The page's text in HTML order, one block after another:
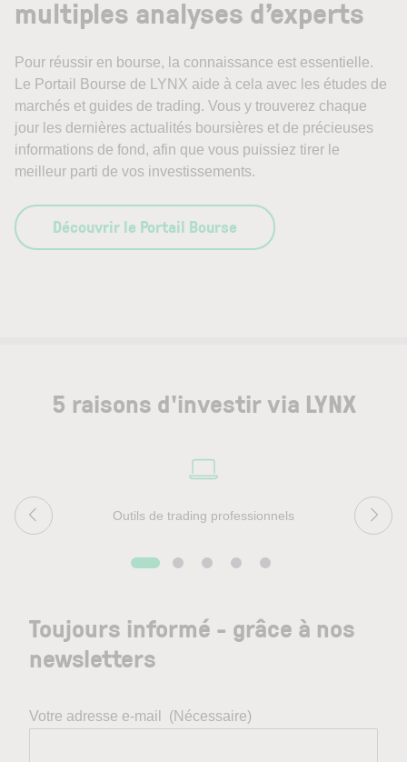
multiples analyses d’experts
Pour réussir en bourse, la connaissance est essentielle.
Le Portail Bourse de LYNX aide à cela avec les études de
marchés et guides de trading. Vous y trouverez chaque
jour les dernières actualités boursières et de précieuses
informations de fond, afin que vous puissiez tirer le
meilleur parti de vos investissements.
Découvrir le Portail Bourse
5 raisons d'investir via LYNX
Outils de trading professionnels
Toujours informé - grâce à nos
newsletters
Votre adresse e-mail (Nécessaire)